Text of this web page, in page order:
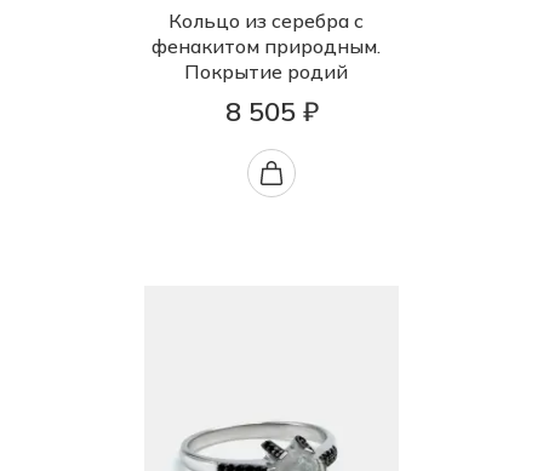
Кольцо из серебра с
фенакитом природным.
Покрытие родий
8 505 ₽